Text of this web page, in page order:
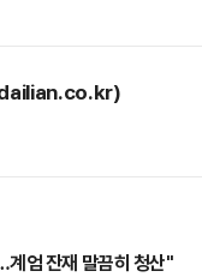
계엄 잔재 말끔히 청산"